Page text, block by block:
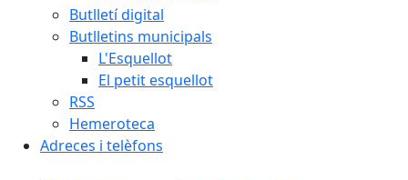
Butlletí digital
Butlletins municipals
L'Esquellot
El petit esquellot
RSS
Hemeroteca
Adreces i telèfons